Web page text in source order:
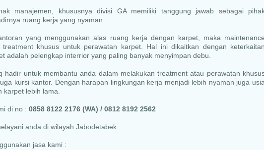
manajemen, khususnya divisi GA memiliki tanggung jawab sebagai
ruang kerja yang nyaman.
yang menggunakan alas ruang kerja dengan karpet, maka maintenance
khusus untuk perawatan karpet. Hal ini dikaitkan dengan keterkaitan
adalah pelengkap interrior yang paling banyak menyimpan debu.
hadir untuk membantu anda dalam melakukan treatment atau perawatan
kursi kantor. Dengan harapan lingkungan kerja menjadi lebih nyaman juga usia
karpet lebih lama.
di no : 0858 8122 2176 (WA) / 0812 8192 2562
anda di wilayah Jabodetabek
jasa kami :